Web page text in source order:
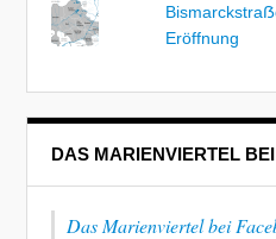
Eröffnung
DAS MARIENVIERTEL
Das Marienviertel bei